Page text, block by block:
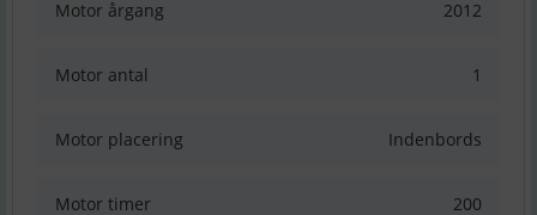
Motor årgang 2012
Motor antal 1
Motor placering Indenbords
Motor timer 200